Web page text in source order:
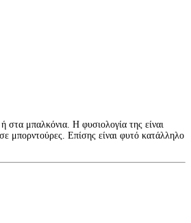
στα μπαλκόνια. Η φυσιολογία της είναι
μπορντούρες. Επίσης είναι φυτό κατάλληλο